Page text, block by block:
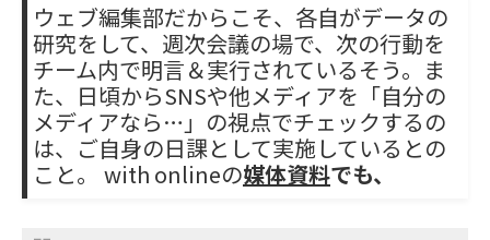
ウェブ編集部だからこそ、各自がデータの
研究をして、週次会議の場で、次の行動を
チーム内で明言＆実行されているそう。ま
た、日頃からSNSや他メディアを「自分の
メディアなら…」の視点でチェックするの
は、ご自身の日課として実施しているとの
こと。
with onlineの媒体資料でも、